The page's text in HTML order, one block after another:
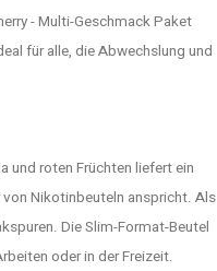
- Multi-Geschmack Paket
für alle, die Abwechslung und
und roten Früchten liefert ein
Nikotinbeuteln anspricht. Als
Die Slim-Format-Beutel
oder in der Freizeit.